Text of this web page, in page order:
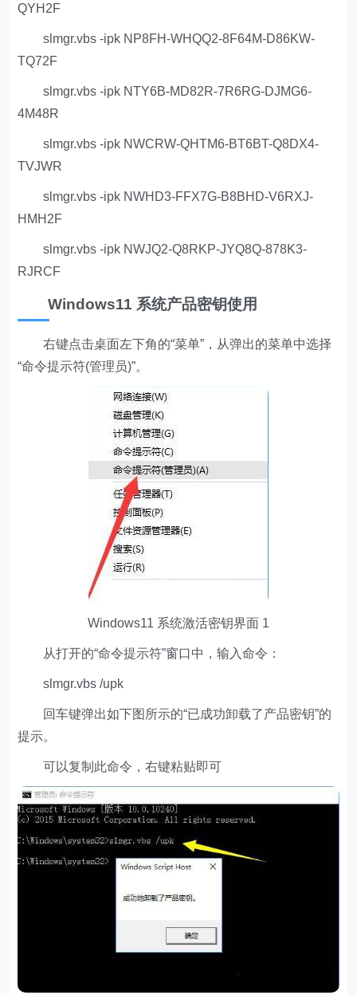
QYH2F
slmgr.vbs -ipk NP8FH-WHQQ2-8F64M-D86KW-
TQ72F
slmgr.vbs -ipk NTY6B-MD82R-7R6RG-DJMG6-
4M48R
slmgr.vbs -ipk NWCRW-QHTM6-BT6BT-Q8DX4-
TVJWR
slmgr.vbs -ipk NWHD3-FFX7G-B8BHD-V6RXJ-
HMH2F
slmgr.vbs -ipk NWJQ2-Q8RKP-JYQ8Q-878K3-
RJRCF
Windows11 系统产品密钥使用
右键点击桌面左下角的“菜单”，从弹出的菜单中选择
“命令提示符(管理员)”。
Windows11 系统激活密钥界面 1
从打开的“命令提示符”窗口中，输入命令：
slmgr.vbs /upk
回车键弹出如下图所示的“已成功卸载了产品密钥”的
提示。
可以复制此命令，右键粘贴即可